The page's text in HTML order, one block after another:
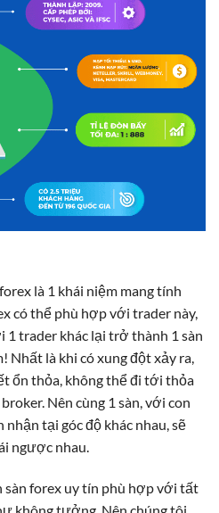
là 1 khái niệm mang tính
có thể phù hợp với trader này,
1 trader khác lại trở thành 1 sàn
Nhất là khi có xung đột xảy ra,
ổn thỏa, không thể đi tới thỏa
Nên cùng 1 sàn, với con
tại góc độ khác nhau, sẽ
ngược nhau.
sàn forex uy tín phù hợp với tất